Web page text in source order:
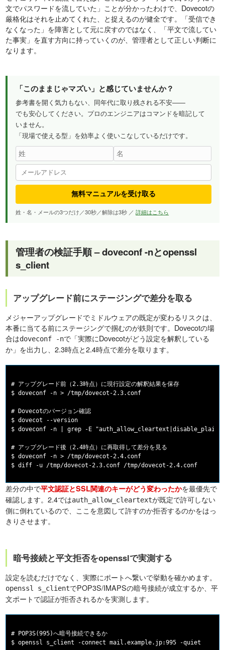
文でパスワードを流していた」ことが分かったわけで、Dovecotの
厳格化はそれを止めてくれた、と捉えるのが健全です。「受信でき
なくなった」を障害として元に戻すのではなく、「平文で流してい
た事実」を直す方向に持っていくのが、管理者として正しい判断に
なります。
「このままじゃマズい」と感じていませんか？
参考書を開く気力もない、同年代に取り残される不安——
でも安心してください。プロのエンジニアはコマンドを暗記して
いません。
「現場で使える型」を効率よく使いこなしているだけです。
無料マニュアルを受け取る
姓・名・メールの3つだけ／30秒／解除は3秒 ／詳細はこちら
管理者の検証手順 – doveconf -nとopenssl
s_client
アップグレード前にステージングで差分を取る
メジャーアップグレードでミドルウェアの既定が変わるリスクは、
本番に当てる前にステージングで掴むのが鉄則です。Dovecotの場
合はdoveconf -nで「実際にDovecotがどう設定を解釈している
か」を出力し、2.3時点と2.4時点で差分を取ります。
# アップグレード前（2.3時点）に現行設定の解釈結果を保存
$ doveconf -n > /tmp/dovecot-2.3.conf
# Dovecotのバージョン確認
$ dovecot --version
$ doveconf -n | grep -E
# アップグレード後（2.4時点）に再取得して差分を見る
$ doveconf -n > /tmp/dovecot-2.4.conf
差分の中で平文認証とSSL関連のキーがどう変わったかを最優先で
確認します。2.4ではauth_allow_cleartextが既定で許可しない
側に倒れているので、ここを意図して許すのか拒否するのかをはっ
きりさせます。
暗号接続と平文拒否をopensslで実測する
設定を読むだけでなく、実際にポートへ繋いで挙動を確かめます。
openssl s_clientでPOP3S/IMAPSの暗号接続が成立するか、平
文ポートで認証が拒否されるかを実測します。
# POP3S(995)へ暗号接続できるか
$ openssl s_client -connect mail.example.jp:995 -quiet